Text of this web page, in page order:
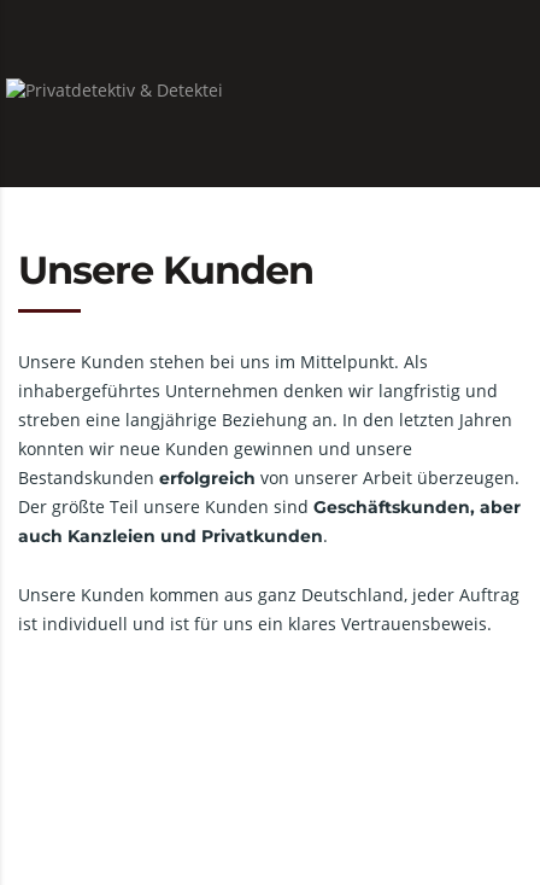
Unsere Kunden
Unsere Kunden stehen bei uns im Mittelpunkt. Als
inhabergeführtes Unternehmen denken wir langfristig und
streben eine langjährige Beziehung an. In den letzten Jahren
konnten wir neue Kunden gewinnen und unsere
Bestandskunden erfolgreich von unserer Arbeit überzeugen.
Der größte Teil unsere Kunden sind Geschäftskunden, aber
auch Kanzleien und Privatkunden.
Unsere Kunden kommen aus ganz Deutschland, jeder Auftrag
ist individuell und ist für uns ein klares Vertrauensbeweis.